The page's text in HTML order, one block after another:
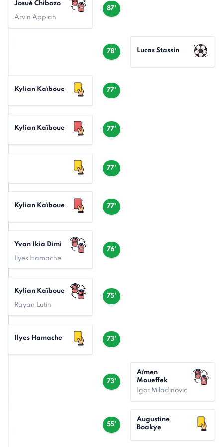
87'
Josué Chibozo
Arvin Appiah
78' Lucas Stassin
77'
Kylian Kaïboue
77'
Kylian Kaïboue
77'
77'
Kylian Kaïboue
76'
Yvan Ikia Dimi
Ilyes Hamache
75'
Kylian Kaïboue
Rayan Lutin
73'
Ilyes Hamache
73'
Aïmen
Moueffek
Igor Miladinovic
55'
Augustine
Boakye